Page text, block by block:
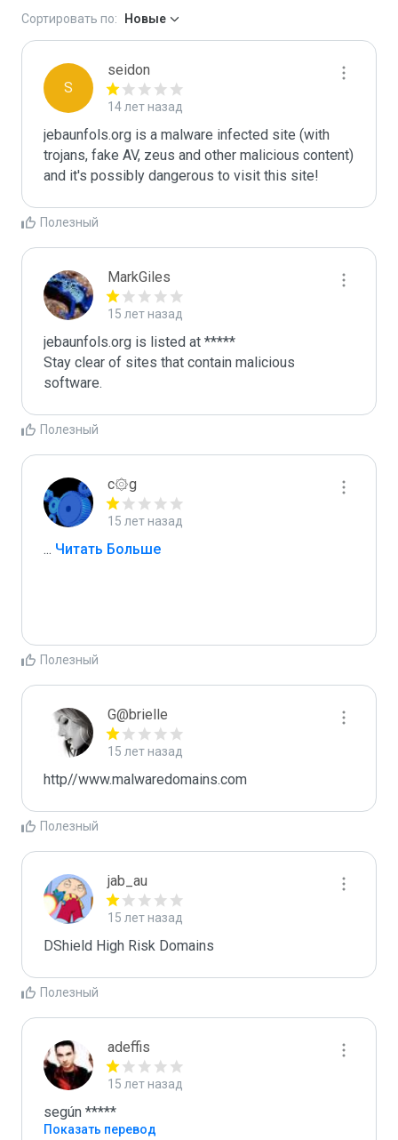
Сортировать по: Новые
S
seidon
14 лет назад
jebaunfols.org is a malware infected site (with
trojans, fake AV, zeus and other malicious content)
and it's possibly dangerous to visit this site!
Полезный
MarkGiles
15 лет назад
jebaunfols.org is listed at *****
Stay clear of sites that contain malicious
software.
Полезный
c۞g
15 лет назад
... Читать Больше
Полезный
G@brielle
15 лет назад
http//www.malwaredomains.com
Полезный
jab_au
15 лет назад
DShield High Risk Domains
Полезный
adeffis
15 лет назад
según *****
Показать перевод